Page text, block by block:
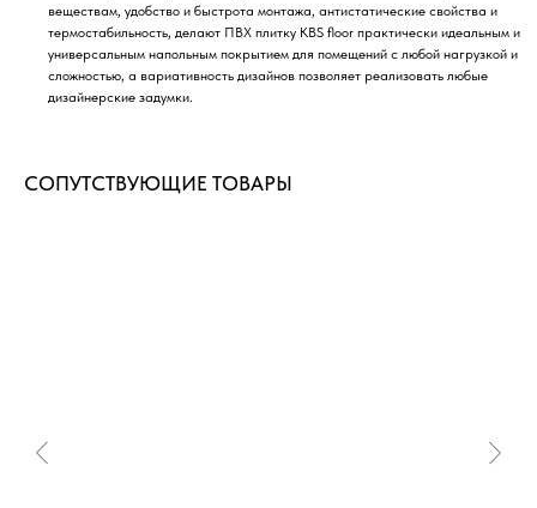
веществам, удобство и быстрота монтажа, антистатические свойства и
термостабильность, делают ПВХ плитку KBS floor практически идеальным и
универсальным напольным покрытием для помещений с любой нагрузкой и
сложностью, а вариативность дизайнов позволяет реализовать любые
дизайнерские задумки.
СОПУТСТВУЮЩИЕ ТОВАРЫ
Транспортные компании, с которыми
мы сотрудничаем: